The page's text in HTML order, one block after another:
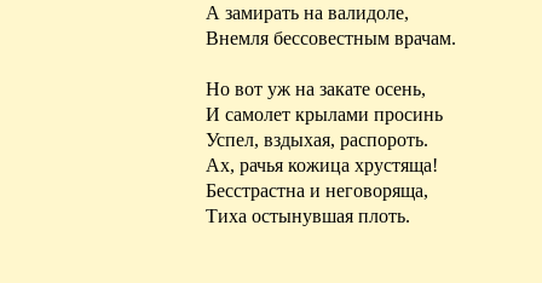
А замирать на валидоле,
Внемля бессовестным врачам.
Но вот уж на закате осень,
И самолет крылами просинь
Успел, вздыхая, распороть.
Ах, рачья кожица хрустяща!
Бесстрастна и неговоряща,
Тиха остынувшая плоть.